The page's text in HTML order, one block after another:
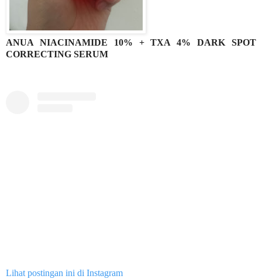
ANUA NIACINAMIDE 10% + TXA 4% DARK SPOT
CORRECTING SERUM
Lihat postingan ini di Instagram